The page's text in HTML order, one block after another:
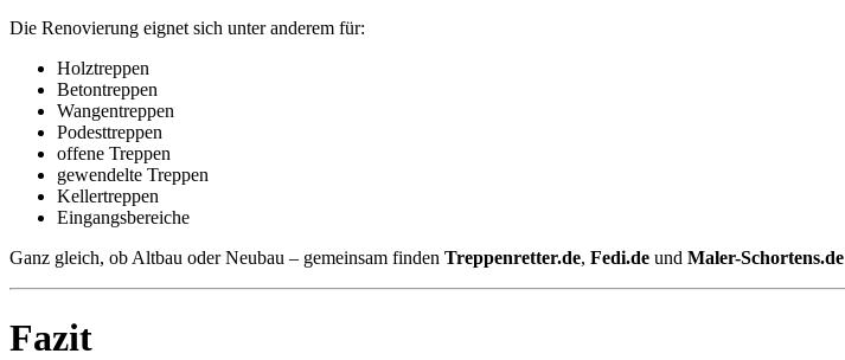
Die Renovierung eignet sich unter anderem für:
Holztreppen
Betontreppen
Wangentreppen
Podesttreppen
offene Treppen
gewendelte Treppen
Kellertreppen
Eingangsbereiche
Ganz gleich, ob Altbau oder Neubau – gemeinsam finden Treppenretter.de, Fedi.de und Maler-Schortens.de
Fazit